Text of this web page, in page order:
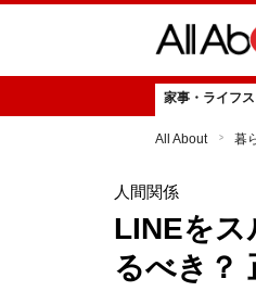
家事・ライフ
All About 暮
人間関係
LINEをス
るべき？